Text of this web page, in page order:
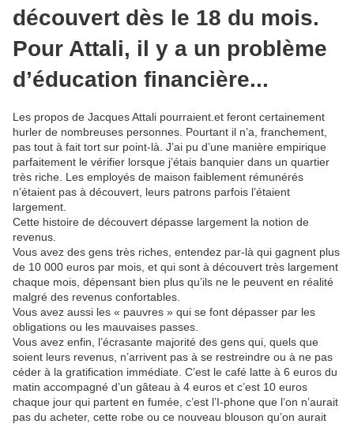
découvert dès le 18 du mois.
Pour Attali, il y a un problème
d’éducation financière...
Les propos de Jacques Attali pourraient.et feront certainement
hurler de nombreuses personnes. Pourtant il n’a, franchement,
pas tout à fait tort sur point-là. J’ai pu d’une manière empirique
parfaitement le vérifier lorsque j’étais banquier dans un quartier
très riche. Les employés de maison faiblement rémunérés
n’étaient pas à découvert, leurs patrons parfois l’étaient
largement.
Cette histoire de découvert dépasse largement la notion de
revenus.
Vous avez des gens très riches, entendez par-là qui gagnent plus
de 10 000 euros par mois, et qui sont à découvert très largement
chaque mois, dépensant bien plus qu’ils ne le peuvent en réalité
malgré des revenus confortables.
Vous avez aussi les « pauvres » qui se font dépasser par les
obligations ou les mauvaises passes.
Vous avez enfin, l’écrasante majorité des gens qui, quels que
soient leurs revenus, n’arrivent pas à se restreindre ou à ne pas
céder à la gratification immédiate. C’est le café latte à 6 euros du
matin accompagné d’un gâteau à 4 euros et c’est 10 euros
chaque jour qui partent en fumée, c’est l’I-phone que l’on n’aurait
pas du acheter, cette robe ou ce nouveau blouson qu’on aurait